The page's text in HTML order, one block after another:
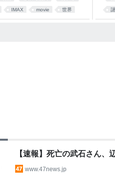
IMAX movie 世界 謎
【速報】死亡の武石さん、
www.47news.jp